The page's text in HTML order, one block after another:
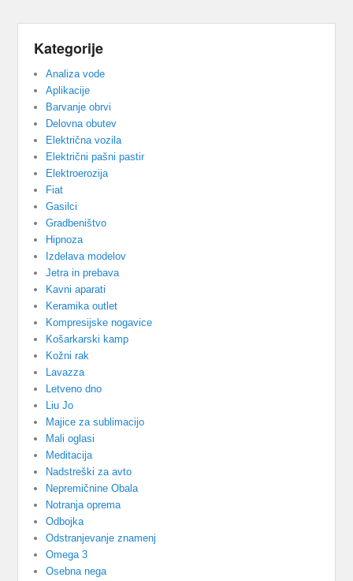
Kategorije
Analiza vode
Aplikacije
Barvanje obrvi
Delovna obutev
Električna vozila
Električni pašni pastir
Elektroerozija
Fiat
Gasilci
Gradbeništvo
Hipnoza
Izdelava modelov
Jetra in prebava
Kavni aparati
Keramika outlet
Kompresijske nogavice
Košarkarski kamp
Kožni rak
Lavazza
Letveno dno
Liu Jo
Majice za sublimacijo
Mali oglasi
Meditacija
Nadstreški za avto
Nepremičnine Obala
Notranja oprema
Odbojka
Odstranjevanje znamenj
Omega 3
Osebna nega